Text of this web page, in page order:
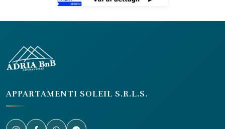
APPARTAMENTI SOLEIL S.R.L.S.